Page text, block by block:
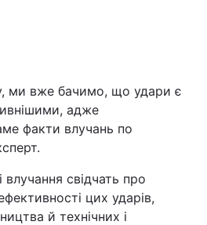
ми вже бачимо, що удари є
адже
факти влучань по
свідчать про
цих ударів,
й технічних і